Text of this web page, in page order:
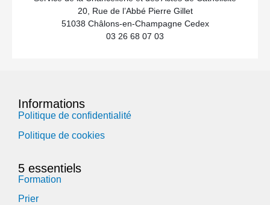
20, Rue de l’Abbé Pierre Gillet
51038 Châlons-en-Champagne Cedex
03 26 68 07 03
Informations
Politique de confidentialité
Politique de cookies
5 essentiels
Formation
Prier